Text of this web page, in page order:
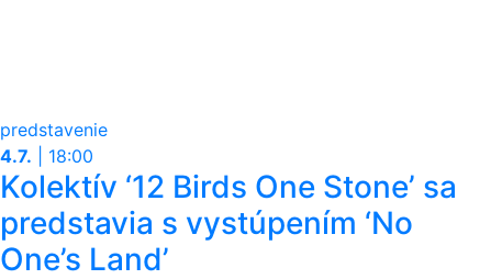
predstavenie
4.7.
18:00
Kolektív ‘12 Birds One Stone’ sa
predstavia s vystúpením ‘No
One’s Land’